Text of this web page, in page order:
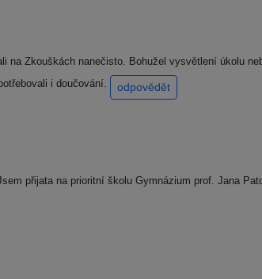
na Zkouškách nanečisto. Bohužel vysvětlení úkolu
i doučování.
odpovědět
přijata na prioritní školu Gymnázium prof. Jana